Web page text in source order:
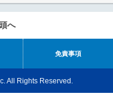
へ
免責事項
All Rights Reserved.